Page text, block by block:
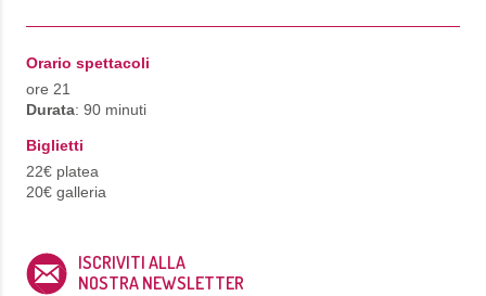
Orario spettacoli
ore 21
Durata: 90 minuti
Biglietti
22€ platea
20€ galleria
ISCRIVITI ALLA
NOSTRA NEWSLETTER